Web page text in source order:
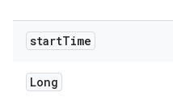
startTime
Long